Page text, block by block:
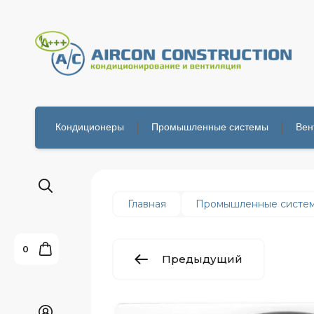
0
Кондиционеры Промышленные системы
Главная Промышленные
Предыдущий